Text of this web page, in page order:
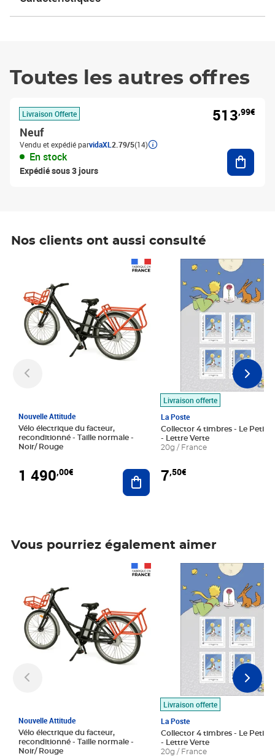
Toutes les autres offres
Livraison Offerte
Neuf
Vendu et expédié parvidaXL 2.79/5(14)
En stock
Expédié sous 3 jours
513,99€
Nos clients ont aussi consulté
Nouvelle Attitude
Vélo électrique du facteur,
reconditionné - Taille normale -
Noir/ Rouge
1 490,00€ Ajouter au panier
Livraison offerte
La Poste
Collector 4 timbres - Le Petit
- Lettre Verte
20g / France
7,50€
Prix 7,50€
Vous pourriez également aimer
Nouvelle Attitude
Vélo électrique du facteur,
reconditionné - Taille normale -
Noir/ Rouge
Livraison offerte
La Poste
Collector 4 timbres - Le Petit
- Lettre Verte
20g / France
Prix 7,50€